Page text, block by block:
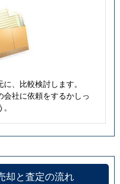
、比較検討します。
社に依頼をするかしっ
却と査定の流れ